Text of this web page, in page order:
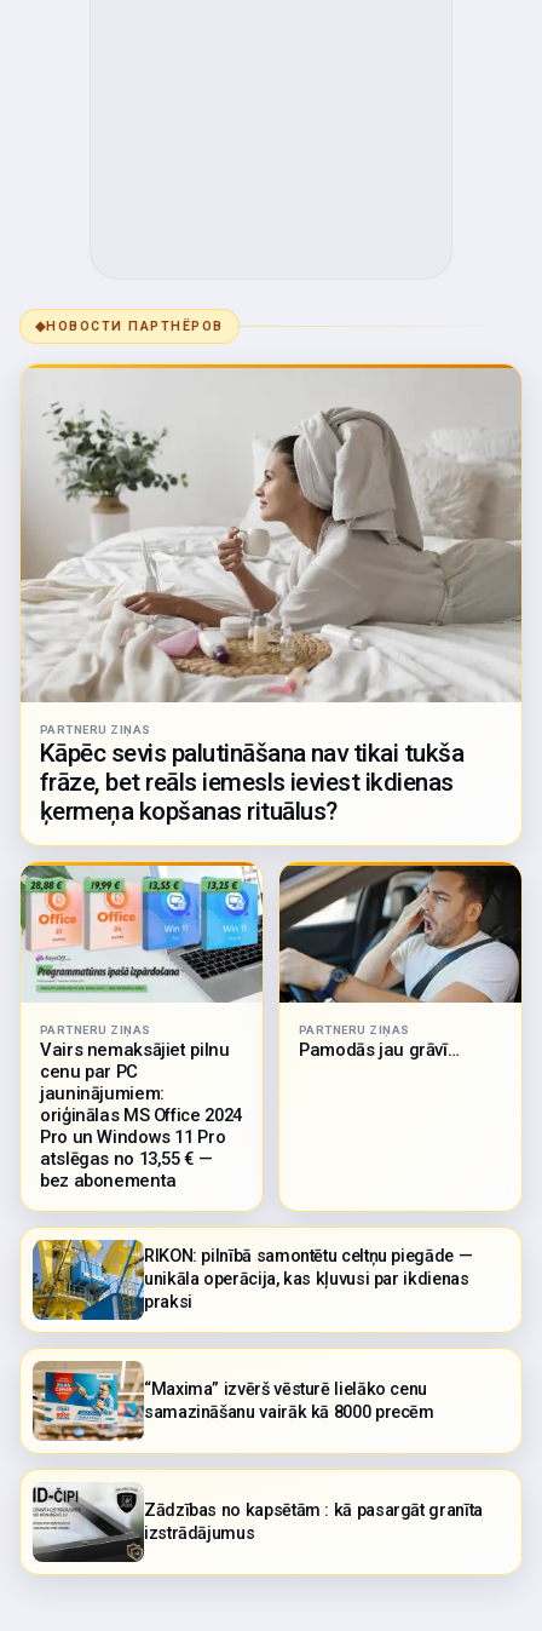
◆НОВОСТИ ПАРТНЁРОВ
PARTNERU ZIŅAS
Kāpēc sevis palutināšana nav tikai tukša
frāze, bet reāls iemesls ieviest ikdienas
ķermeņa kopšanas rituālus?
PARTNERU ZIŅAS
Vairs nemaksājiet pilnu
cenu par PC
jauninājumiem:
oriģinālas MS Office 2024
Pro un Windows 11 Pro
atslēgas no 13,55 € —
bez abonementa
PARTNERU ZIŅAS
Pamodās jau grāvī…
RIKON: pilnībā samontētu celtņu piegāde —
unikāla operācija, kas kļuvusi par ikdienas
praksi
“Maxima” izvērš vēsturē lielāko cenu
samazināšanu vairāk kā 8000 precēm
Zādzības no kapsētām : kā pasargāt granīta
izstrādājumus